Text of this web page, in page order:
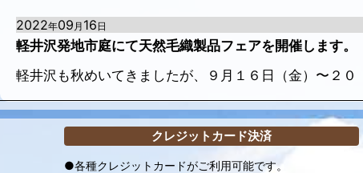
2022年09 月 16 日
軽井沢発地市庭にて天然毛織製品フェアを開催します。
軽井沢も秋めいてきましたが、９月１６日（金）〜２
クレジットカード決済
●各種クレジットカードがご利用可能です。